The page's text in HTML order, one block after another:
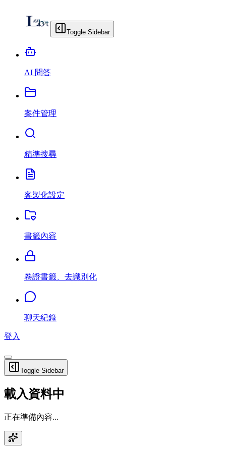
Toggle Sidebar
AI 問答
案件管理
精準搜尋
客製化設定
書籤內容
卷證書籤、去識別化
聊天紀錄
登入
Toggle Sidebar
載入資料中
正在準備內容...